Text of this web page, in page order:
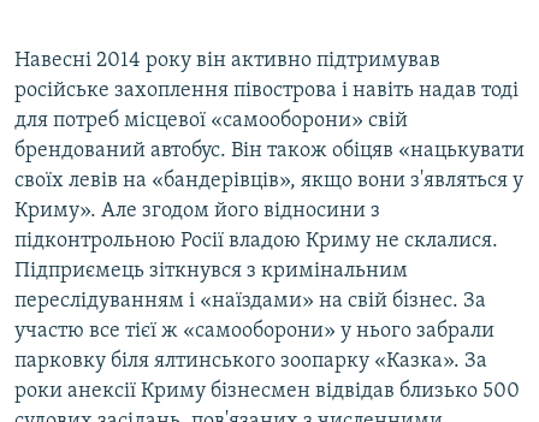
Навесні 2014 року він активно підтримував
російське захоплення півострова і навіть надав тоді
для потреб місцевої «самооборони» свій
брендований автобус. Він також обіцяв «нацькувати
своїх левів на «бандерівців», якщо вони з'являться у
Криму». Але згодом його відносини з
підконтрольною Росії владою Криму не склалися.
Підприємець зіткнувся з кримінальним
переслідуванням і «наїздами» на свій бізнес. За
участю все тієї ж «самооборони» у нього забрали
парковку біля ялтинського зоопарку «Казка». За
роки анексії Криму бізнесмен відвідав близько 500